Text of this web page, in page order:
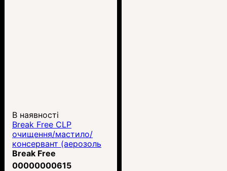
В наявності
Break Free CLP
очищення/мастило/
консервант (аерозоль
340 г)
Break Free
00000000615